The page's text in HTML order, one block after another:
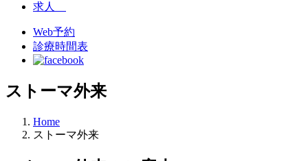
求人
Web予約
診療時間表
ストーマ外来
Home
ストーマ外来